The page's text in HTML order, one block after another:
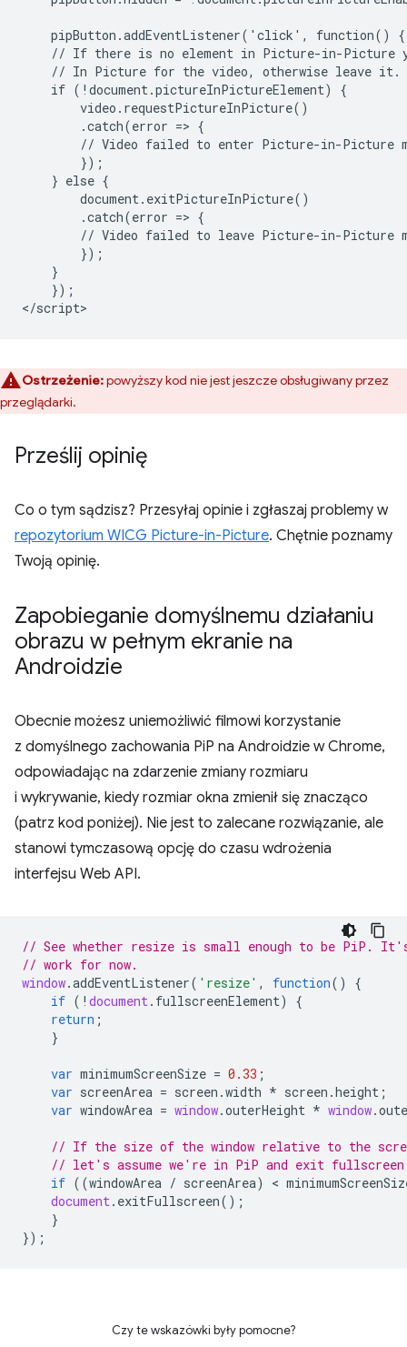
    pipButton.addEventListener('click', function() {
// If there is no element in Picture-in-Picture
    // In Picture for the video, otherwise leave it.
    if (!document.pictureInPictureElement) {
        video.requestPictureInPicture()
        .catch(error => {
// Video failed to enter Picture-in-Picture
        });
    } else {
        document.exitPictureInPicture()
        .catch(error => {
// Video failed to leave Picture-in-Picture
        });
    }
    });
Ostrzeżenie:powyższy kod nie jest jeszcze obsługiwany przez
przeglądarki.
Prześlij opinię
Co o tym sądzisz? Przesyłaj opinie i zgłaszaj problemy w
repozytorium WICG Picture-in-Picture. Chętnie poznamy
Twoją opinię.
Zapobieganie domyślnemu działaniu
obrazu w pełnym ekranie na
Androidzie
Obecnie możesz uniemożliwić filmowi korzystanie
z domyślnego zachowania PiP na Androidzie w Chrome,
odpowiadając na zdarzenie zmiany rozmiaru
i wykrywanie, kiedy rozmiar okna zmienił się znacząco
(patrz kod poniżej). Nie jest to zalecane rozwiązanie, ale
stanowi tymczasową opcję do czasu wdrożenia
interfejsu Web API.
// See whether resize is small enough to be PiP.
// work for now.
window.addEventListener( 'resize' , function()
{
if ( ! document. fullscreenElement)
{
return ;
}
var minimumScreenSize = 0.33 ;
var screenArea = screen .width * screen .height ;
var windowArea = window.outerHeight * window.
// If the size of the window relative to the
// let's assume we're in PiP and exit
if ((windowArea / screenArea) <
document. exitFullscreen();
}
});
Czy te wskazówki były pomocne?